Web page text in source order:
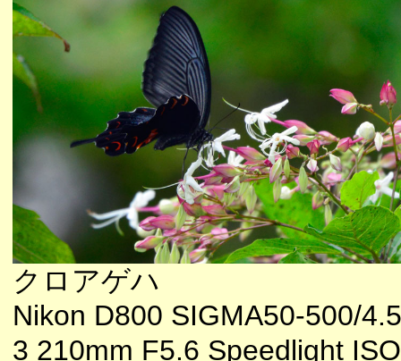
クロアゲハ
Nikon D800 SIGMA50-500/
3 210mm F5.6 Speedlight